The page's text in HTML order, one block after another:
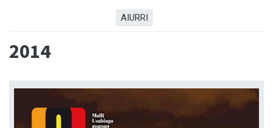
AIURRI
2014